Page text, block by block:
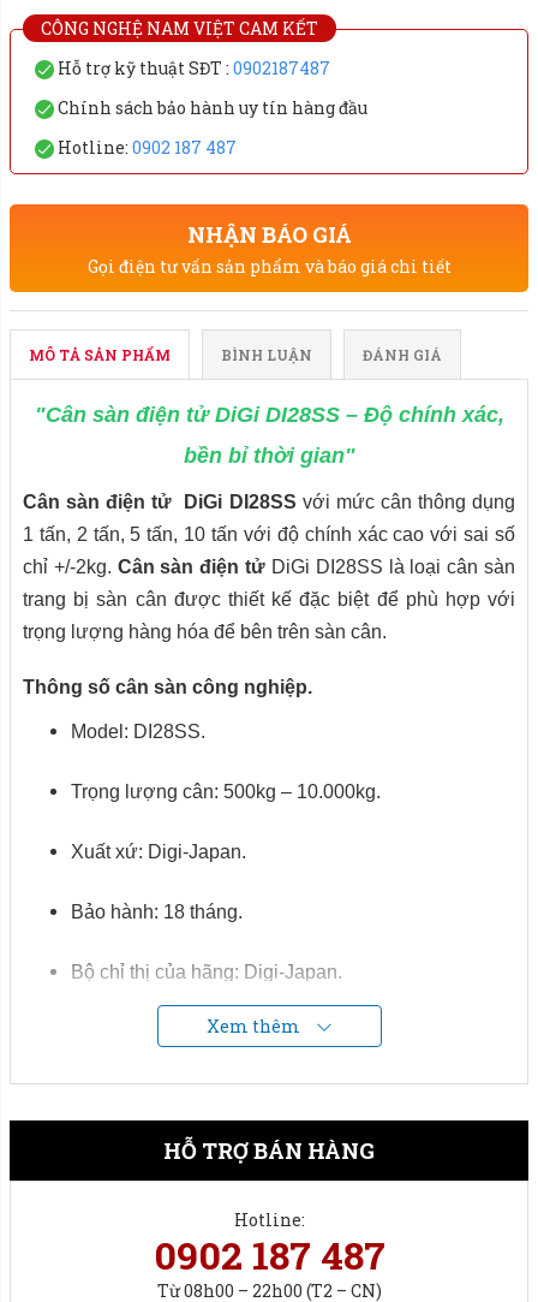
CÔNG NGHỆ NAM VIỆT CAM KẾT
Hỗ trợ kỹ thuật SĐT : 0902187487
Chính sách bảo hành uy tín hàng đầu
Hotline: 0902 187 487
NHẬN BÁO GIÁ
Gọi điện tư vấn sản phẩm và báo giá chi tiết
MÔ TẢ SẢN PHẨM BÌNH LUẬN ĐÁNH GIÁ
"Cân sàn điện tử DiGi DI28SS – Độ chính xác,
bền bỉ thời gian"
Cân sàn điện tử DiGi DI28SS với mức cân thông dụng
1 tấn, 2 tấn, 5 tấn, 10 tấn với độ chính xác cao với sai số
chỉ +/-2kg. Cân sàn điện tử DiGi DI28SS là loại cân sàn
trang bị sàn cân được thiết kế đặc biệt để phù hợp với
trọng lượng hàng hóa để bên trên sàn cân.
Thông số cân sàn công nghiệp.
Model: DI28SS.
Trọng lượng cân: 500kg – 10.000kg.
Xuất xứ: Digi-Japan.
Bảo hành: 18 tháng.
Bộ chỉ thị của hãng: Digi-Japan.
Sàn cân: Nam Viet Technology sản xuất.
Xem thêm
HỖ TRỢ BÁN HÀNG
Hotline:
0902 187 487
Từ 08h00 – 22h00 (T2 – CN)